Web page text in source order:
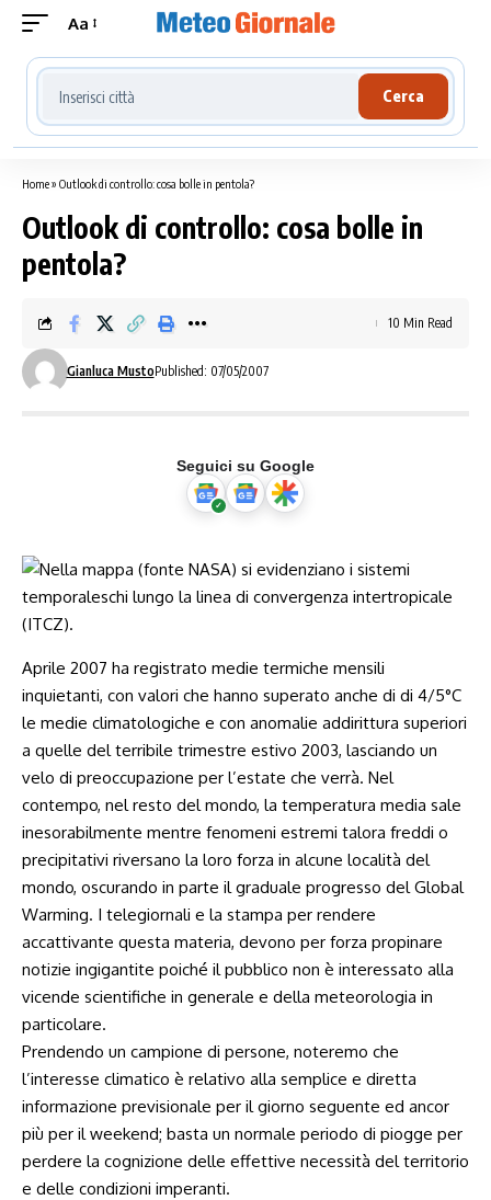
Aa
Cerca località meteo
Cerca
Home» Outlook di controllo: cosa bolle in pentola?
Outlook di controllo: cosa bolle in
pentola?
Gianluca MustoPublished: 07/05/2007
10 Min Read
Seguici su Google
Aprile 2007 ha registrato medie termiche mensili
inquietanti, con valori che hanno superato anche di di 4/5°C
le medie climatologiche e con anomalie addirittura superiori
a quelle del terribile trimestre estivo 2003, lasciando un
velo di preoccupazione per l’estate che verrà. Nel
contempo, nel resto del mondo, la temperatura media sale
inesorabilmente mentre fenomeni estremi talora freddi o
precipitativi riversano la loro forza in alcune località del
mondo, oscurando in parte il graduale progresso del Global
Warming. I telegiornali e la stampa per rendere
accattivante questa materia, devono per forza propinare
notizie ingigantite poiché il pubblico non è interessato alla
vicende scientifiche in generale e della meteorologia in
particolare.
Prendendo un campione di persone, noteremo che
l’interesse climatico è relativo alla semplice e diretta
informazione previsionale per il giorno seguente ed ancor
più per il weekend; basta un normale periodo di piogge per
perdere la cognizione delle effettive necessità del territorio
e delle condizioni imperanti.